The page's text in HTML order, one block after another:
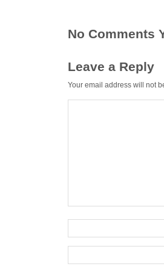
No Comments
Leave a Reply
Your email address will not